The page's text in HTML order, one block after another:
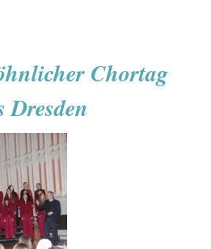
Chortag
Dresden